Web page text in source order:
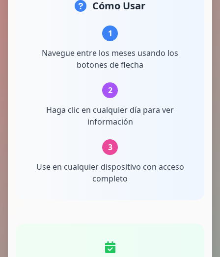
Cómo Usar
1
Navegue entre los meses usando los
botones de flecha
2
Haga clic en cualquier día para ver
información
3
Use en cualquier dispositivo con acceso
completo